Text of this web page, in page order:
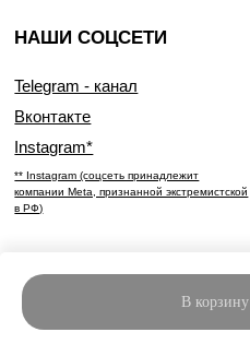
В корзину
НАШИ СОЦСЕТИ
Telegram - канал
Вконтакте
Instagram*
** Instagram (соцсеть принадлежит
компании Meta, признанной экстремистской
в РФ)